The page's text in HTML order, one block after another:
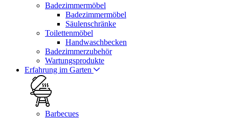
Badezimmermöbel
Badezimmermöbel
Säulenschränke
Toilettenmöbel
Handwaschbecken
Badezimmerzubehör
Wartungsprodukte
Erfahrung im Garten
Barbecues